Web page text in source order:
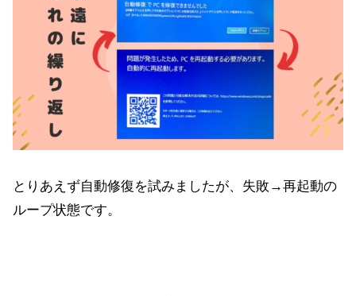
とりあえず自動修復を試みましたが、失敗→再起動の
ループ状態です。